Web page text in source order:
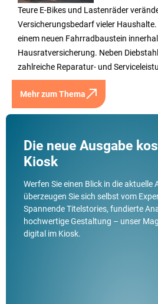
Teure E-Bikes und Lastenräder
Versicherungsbedarf vieler
einem neuen Fahrradbaustein
Hausratversicherung. Neben
zahlreiche Reparatur- und
Mehr zum Thema
Die neue Ausgabe
Kiosk
Werfen Sie einen Blick in die aktuelle
überzeugen Sie sich selbst vom
Spannende Titelstories, fundierte
hochwertige Gestaltung – unser
digital im Kiosk.